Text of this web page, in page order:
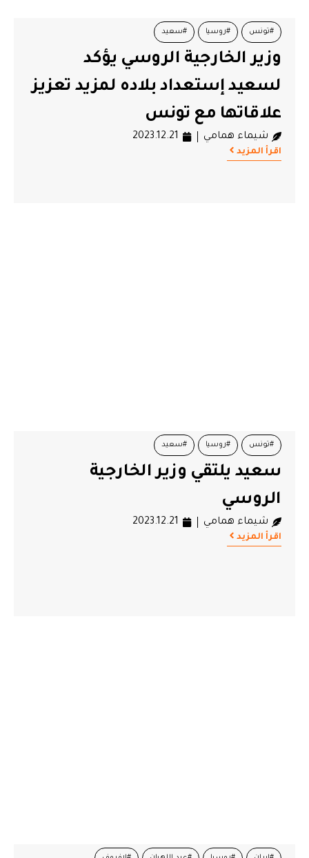
#تونس #روسيا #سعيد
وزير الخارجية الروسي يؤكد
لسعيد إستعداد بلاده لمزيد تعزيز
علاقاتها مع تونس
شيماء همامي 2023.12.21
اقرأ المزيد
#تونس #روسيا #سعيد
سعيد يلتقي وزير الخارجية
الروسي
شيماء همامي 2023.12.21
اقرأ المزيد